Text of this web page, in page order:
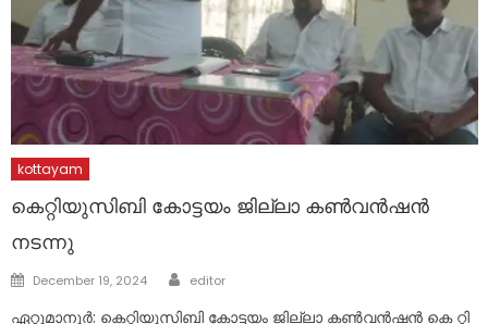
kottayam
കെറ്റിയുസിബി കോട്ടയം ജില്ലാ കൺവൻഷൻ
നടന്നു
Posted
December 19, 2024 Author
editor
ഏറ്റൂമാനൂർ: കെറ്റിയുസിബി കോട്ടയം ജില്ലാ കൺവൻഷൻ കെ റ്റി